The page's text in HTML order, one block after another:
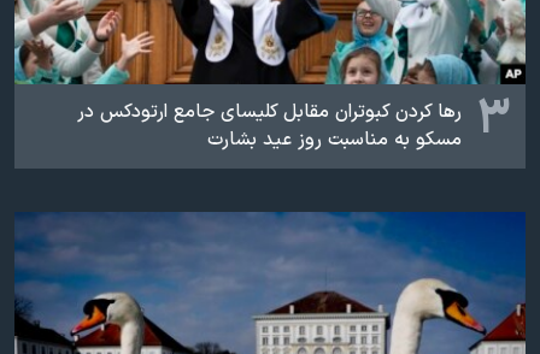
۳
رها کردن کبوتران مقابل کلیسای جامع ارتودکس در
مسکو به مناسبت روز عید بشارت